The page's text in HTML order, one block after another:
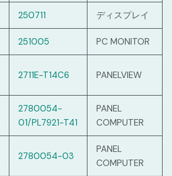
250711 ディスプレイ
251005 PC MONITOR
2711E-T14C6 PANELVIEW
2780054-
01/PL7921-T41
PANEL
COMPUTER
2780054-03
PANEL
COMPUTER